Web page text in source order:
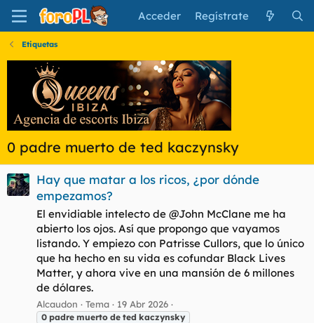
Acceder Regístrate
Etiquetas
0 padre muerto de ted kaczynsky
Hay que matar a los ricos, ¿por dónde
empezamos?
El envidiable intelecto de @John McClane me ha
abierto los ojos. Así que propongo que vayamos
listando. Y empiezo con Patrisse Cullors, que lo único
que ha hecho en su vida es cofundar Black Lives
Matter, y ahora vive en una mansión de 6 millones
de dólares.
Alcaudon Tema 19 Abr 2026
0 padre muerto de ted kaczynsky